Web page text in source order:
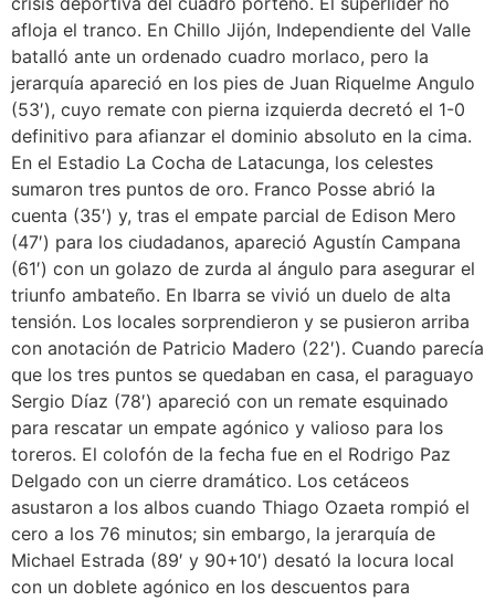
afloja el tranco. En Chillo Jijón, Independiente del Valle
batalló ante un ordenado cuadro morlaco, pero la
jerarquía apareció en los pies de Juan Riquelme Angulo
(53′), cuyo remate con pierna izquierda decretó el 1-0
definitivo para afianzar el dominio absoluto en la cima.
En el Estadio La Cocha de Latacunga, los celestes
sumaron tres puntos de oro. Franco Posse abrió la
cuenta (35′) y, tras el empate parcial de Edison Mero
(47′) para los ciudadanos, apareció Agustín Campana
(61′) con un golazo de zurda al ángulo para asegurar el
triunfo ambateño. En Ibarra se vivió un duelo de alta
tensión. Los locales sorprendieron y se pusieron arriba
con anotación de Patricio Madero (22′). Cuando parecía
que los tres puntos se quedaban en casa, el paraguayo
Sergio Díaz (78′) apareció con un remate esquinado
para rescatar un empate agónico y valioso para los
toreros. El colofón de la fecha fue en el Rodrigo Paz
Delgado con un cierre dramático. Los cetáceos
asustaron a los albos cuando Thiago Ozaeta rompió el
cero a los 76 minutos; sin embargo, la jerarquía de
Michael Estrada (89′ y 90+10′) desató la locura local
con un doblete agónico en los descuentos para